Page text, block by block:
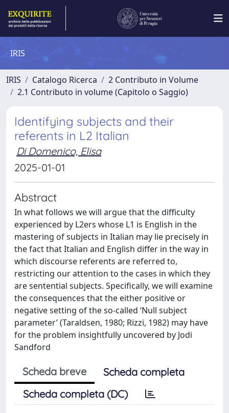
IRIS
IRIS Catalogo Ricerca
2 Contributo in Volume
2.1 Contributo in volume (Capitolo o Saggio)
Identifying subjects and their
referents in L2 Italian
Di Domenico, Elisa
2025-01-01
Abstract
In what follows we will argue that the difficulty
experienced by L2ers whose L1 is English in the
mastering of subjects in Italian may lie precisely in
the fact that Italian and English differ in the way in
which discourse referents are referred to,
restricting our attention to the cases in which they
are sentential subjects. Specifically, we will examine
the consequences that the either positive or
negative setting of the so-called ‘Null subject
parameter’ (Taraldsen, 1980; Rizzi, 1982) may have
for the problem insightfully uncovered by Jodi
Sandford
Scheda breve
Scheda completa
Scheda completa (DC)